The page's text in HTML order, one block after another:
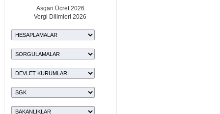
Asgari Ücret 2026
Vergi Dilimleri 2026